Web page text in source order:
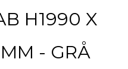
H1990 X
- GRÅ